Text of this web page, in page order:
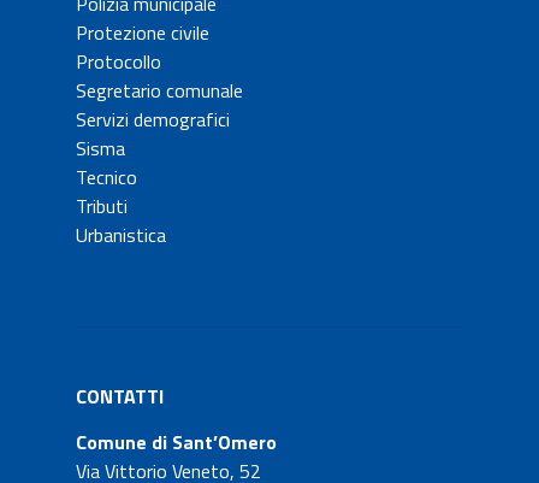
Protezione civile
Protocollo
Segretario comunale
Servizi demografici
Sisma
Tecnico
Tributi
Urbanistica
CONTATTI
Comune di Sant’Omero
Via Vittorio Veneto, 52